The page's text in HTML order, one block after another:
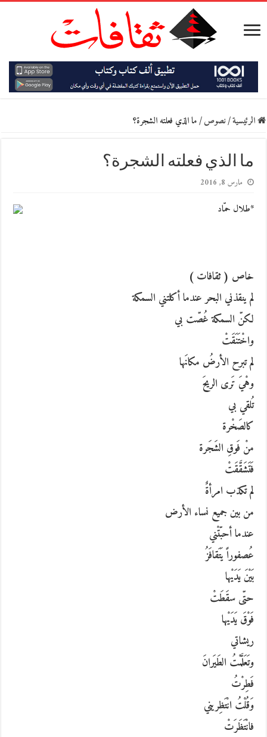
الرئيسية/نصوص/ما الذي فعلته الشجرة؟
ما الذي فعلته الشجرة؟
مارس 8, 2016
*طلال حمّاد
خاص ( ثقافات )
لم ينقذني البحر عندما أكلتني السمكة
لكنّ السمكة غُصّت بي
واخْتَنَقَتْ
لم تبرح الأرضُ مكانَها
وهْيَ تَرى الريحَ
تُلقي بي
كالصَخْرة
منْ فَوقِ الشَجَرة
فَتَشَقَّقَتْ
لم تكذب امرأةٌ
من بين جميع نساء الأرض
عندما أحبّتْني
عُصفوراً يَتَقافَزُ
بَيْنَ يَدَيْها
حتّى سقَطَتْ
فَوْقَ يَدَيْها
ريشاتي
وتَعَلَّمْتُ الطَيَرانَ
فَطِرْتُ
وَقُلْتُ انْتَظِريني
فانْتَظَرَتْ